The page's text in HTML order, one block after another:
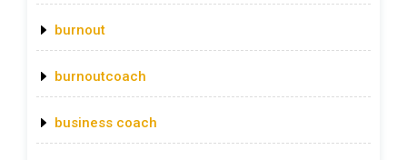
burnout
burnoutcoach
business coach